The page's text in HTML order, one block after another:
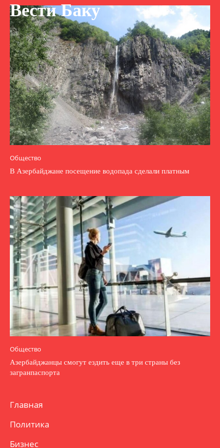
Вести Баку
Общество
В Азербайджане посещение водопада сделали платным
Общество
Азербайджанцы смогут ездить еще в три страны без
загранпаспорта
Главная
Политика
Бизнес